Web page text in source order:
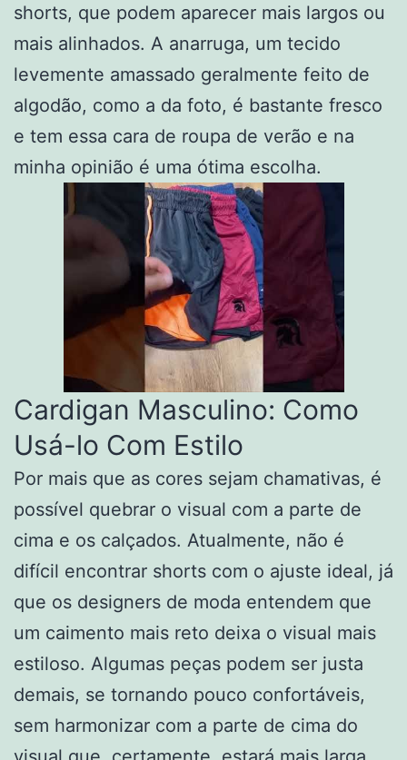
shorts, que podem aparecer mais largos ou
mais alinhados. A anarruga, um tecido
levemente amassado geralmente feito de
algodão, como a da foto, é bastante fresco
e tem essa cara de roupa de verão e na
minha opinião é uma ótima escolha.
Cardigan Masculino: Como
Usá-lo Com Estilo
Por mais que as cores sejam chamativas, é
possível quebrar o visual com a parte de
cima e os calçados. Atualmente, não é
difícil encontrar shorts com o ajuste ideal, já
que os designers de moda entendem que
um caimento mais reto deixa o visual mais
estiloso. Algumas peças podem ser justa
demais, se tornando pouco confortáveis,
sem harmonizar com a parte de cima do